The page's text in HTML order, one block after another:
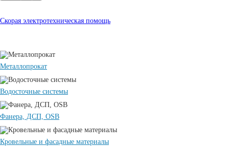
Скорая электротехническая помощь
Металлопрокат
Водосточные системы
Фанера, ДСП, OSB
Кровельные и фасадные материалы